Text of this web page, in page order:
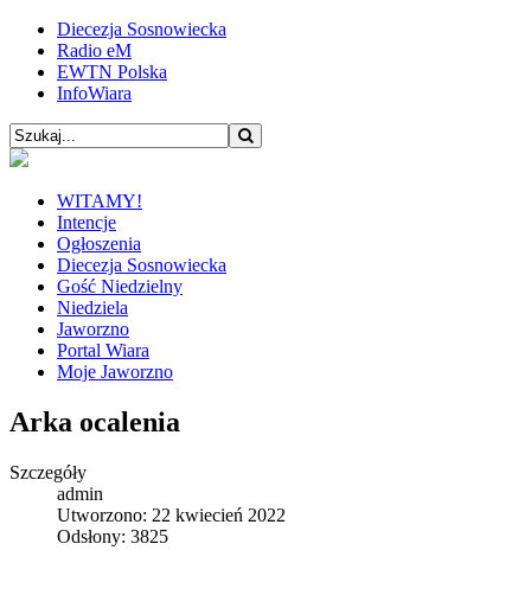
Diecezja Sosnowiecka
Radio eM
EWTN Polska
InfoWiara
WITAMY!
Intencje
Ogłoszenia
Diecezja Sosnowiecka
Gość Niedzielny
Niedziela
Jaworzno
Portal Wiara
Moje Jaworzno
Arka ocalenia
Szczegóły
admin
Utworzono: 22 kwiecień 2022
Odsłony: 3825